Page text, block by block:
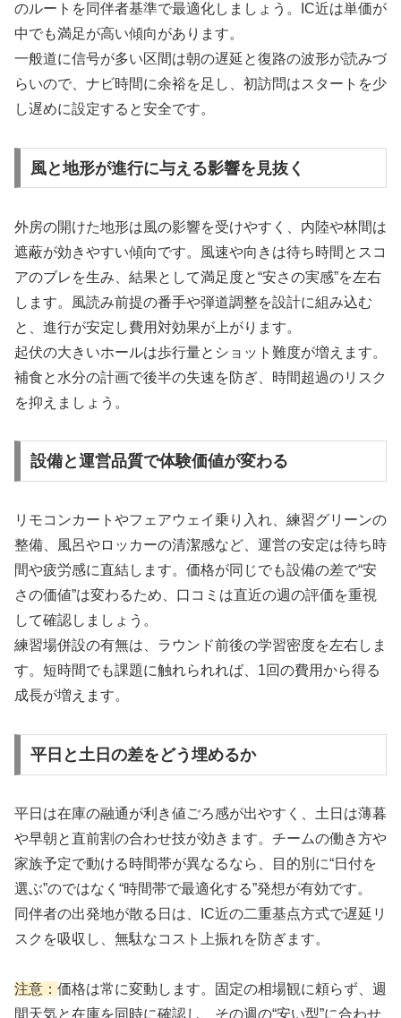
のルートを同伴者基準で最適化しましょう。IC近は単価が
中でも満足が高い傾向があります。
一般道に信号が多い区間は朝の遅延と復路の波形が読みづ
らいので、ナビ時間に余裕を足し、初訪問はスタートを少
し遅めに設定すると安全です。
風と地形が進行に与える影響を見抜く
外房の開けた地形は風の影響を受けやすく、内陸や林間は
遮蔽が効きやすい傾向です。風速や向きは待ち時間とスコ
アのブレを生み、結果として満足度と“安さの実感”を左右
します。風読み前提の番手や弾道調整を設計に組み込む
と、進行が安定し費用対効果が上がります。
起伏の大きいホールは歩行量とショット難度が増えます。
補食と水分の計画で後半の失速を防ぎ、時間超過のリスク
を抑えましょう。
設備と運営品質で体験価値が変わる
リモコンカートやフェアウェイ乗り入れ、練習グリーンの
整備、風呂やロッカーの清潔感など、運営の安定は待ち時
間や疲労感に直結します。価格が同じでも設備の差で“安
さの価値”は変わるため、口コミは直近の週の評価を重視
して確認しましょう。
練習場併設の有無は、ラウンド前後の学習密度を左右しま
す。短時間でも課題に触れられれば、1回の費用から得る
成長が増えます。
平日と土日の差をどう埋めるか
平日は在庫の融通が利き値ごろ感が出やすく、土日は薄暮
や早朝と直前割の合わせ技が効きます。チームの働き方や
家族予定で動ける時間帯が異なるなら、目的別に“日付を
選ぶ”のではなく“時間帯で最適化する”発想が有効です。
同伴者の出発地が散る日は、IC近の二重基点方式で遅延リ
スクを吸収し、無駄なコスト上振れを防ぎます。
注意： 価格は常に変動します。固定の相場観に頼らず、週
間天気と在庫を同時に確認し、その週の“安い型”に合わせ